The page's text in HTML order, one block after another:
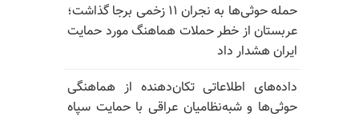
حمله حوثی‌ها به نجران ۱۱ زخمی برجا گذاشت؛
عربستان از خطر حملات هماهنگ مورد حمایت
ایران هشدار داد
داده‌های اطلاعاتی تکان‌دهنده از هماهنگی
حوثی‌ها و شبه‌نظامیان عراقی با حمایت سپاه